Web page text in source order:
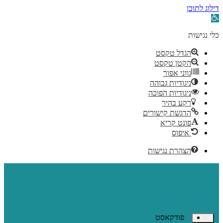
דילוג לתוכן
פתח
נגישות
כלי נגישות
הגדל טקסט
הקטן טקסט
גווני אפור
ניגודיות גבוהה
ניגודיות הפוכה
רקע בהיר
הדגשת קישורים
פונט קריא
איפוס
הצהרת נגישות
פודקאסט